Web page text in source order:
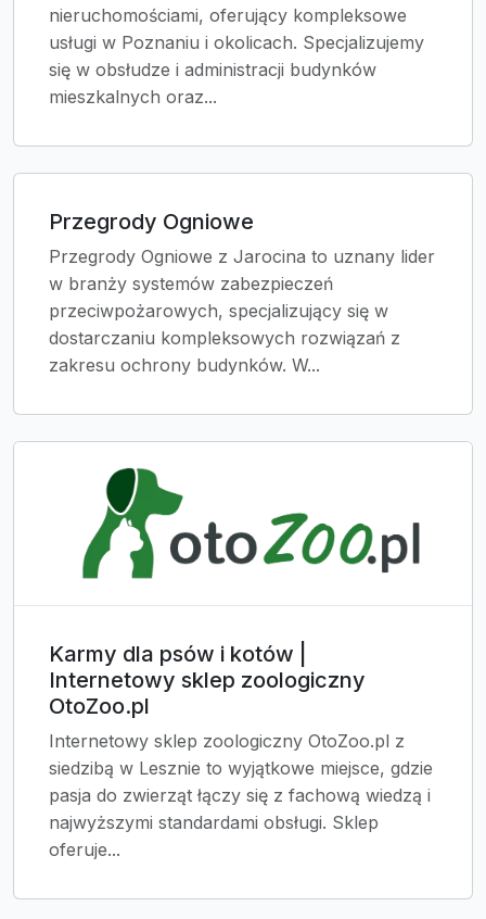
nieruchomościami, oferujący kompleksowe
usługi w Poznaniu i okolicach. Specjalizujemy
się w obsłudze i administracji budynków
mieszkalnych oraz...
Przegrody Ogniowe
Przegrody Ogniowe z Jarocina to uznany lider
w branży systemów zabezpieczeń
przeciwpożarowych, specjalizujący się w
dostarczaniu kompleksowych rozwiązań z
zakresu ochrony budynków. W...
Karmy dla psów i kotów |
Internetowy sklep zoologiczny
OtoZoo.pl
Internetowy sklep zoologiczny OtoZoo.pl z
siedzibą w Lesznie to wyjątkowe miejsce, gdzie
pasja do zwierząt łączy się z fachową wiedzą i
najwyższymi standardami obsługi. Sklep
oferuje...